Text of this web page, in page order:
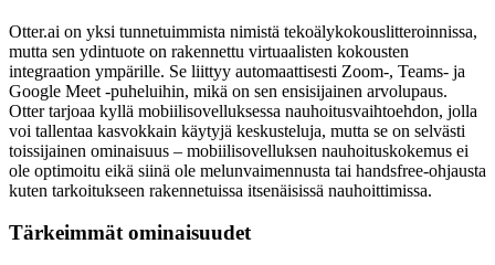
Otter.ai on yksi tunnetuimmista nimistä tekoälykokouslitteroinnissa,
mutta sen ydintuote on rakennettu virtuaalisten kokousten
integraation ympärille. Se liittyy automaattisesti Zoom-, Teams- ja
Google Meet -puheluihin, mikä on sen ensisijainen arvolupaus.
Otter tarjoaa kyllä mobiilisovelluksessa nauhoitusvaihtoehdon, jolla
voi tallentaa kasvokkain käytyjä keskusteluja, mutta se on selvästi
toissijainen ominaisuus – mobiilisovelluksen nauhoituskokemus ei
ole optimoitu eikä siinä ole melunvaimennusta tai handsfree-ohjausta
kuten tarkoitukseen rakennetuissa itsenäisissä nauhoittimissa.
Tärkeimmät ominaisuudet